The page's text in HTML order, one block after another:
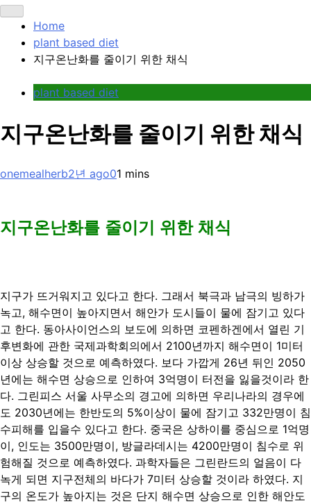
Home
plant based diet
지구온난화를 줄이기 위한 채식
plant based diet
지구온난화를 줄이기 위한 채식
onemealherb2년 ago01 mins
지구온난화를 줄이기 위한 채식
지구가 뜨거워지고 있다고 한다. 그래서 북극과 남극의 빙하가
녹고, 해수면이 높아지면서 해안가 도시들이 물에 잠기고 있다
고 한다. 동아사이언스의 보도에 의하면 코펜하겐에서 열린 기
후변화에 관한 국제과학회의에서 2100년까지 해수면이 1미터
이상 상승할 것으로 예측하였다. 보다 가깝게 26년 뒤인 2050
년에는 해수면 상승으로 인하여 3억명이 터전을 잃을것이라 한
다. 그린피스 서울 사무소의 경고에 의하면 우리나라의 경우에
도 2030년에는 한반도의 5%이상이 물에 잠기고 332만명이 침
수피해를 입을수 있다고 한다. 중국은 상하이를 중심으로 1억명
이, 인도는 3500만명이, 방글라데시는 4200만명이 침수로 위
험해질 것으로 예측하였다. 과학자들은 그린란드의 얼음이 다
녹게 되면 지구전체의 바다가 7미터 상승할 것이라 하였다. 지
구의 온도가 높아지는 것은 단지 해수면 상승으로 인한 해안도